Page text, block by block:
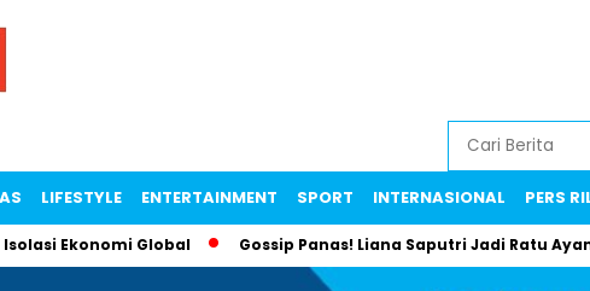
LIFESTYLE ENTERTAINMENT SPORT INTERNASIONAL PERS
Ekonomi Global Gossip Panas! Liana Saputri Jadi Ratu